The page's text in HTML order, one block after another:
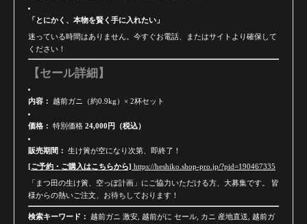
「とにかく、本物を賢く手に入れたい」
迷っている時間はありません。今すぐお電話、またはサイトより確保して
ください！
【セール詳細】
内容： 越前ガニ（約0.9kg）× 2杯セット
価格： 特別価格 24,000円（税込）
販売期間： 生け簀が空になり次第、即終了！
[ご予約・ご購入はこちらから] https://heshiko.shop-pro.jp/?pid=190467335
「まつ田の生け簀、空っぽ計画」にご協力いただける方、大募集です。 皆
様からの熱いご注文、お待ちしております！
検索キーワード： 越前ガニ 激安, 越前がに セール, カニ 産地直送, 越前ガ